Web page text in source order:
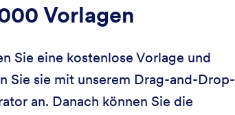
Vorlagen
Sie eine kostenlose Vorlage und
Sie sie mit unserem Drag-and-Drop-
an. Danach können Sie die